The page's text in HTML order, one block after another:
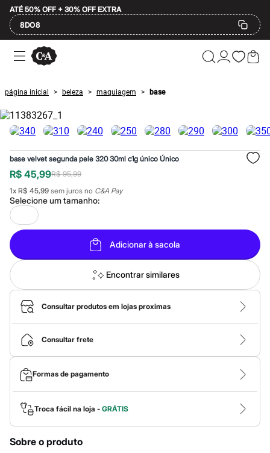
ATÉ 50% OFF + 30% OFF EXTRA
8DO8
Ofertas
Compre por Departamento
Masculino
Infantil
Calçados
Mindse7
Plus Size
Até 40% off
Até 60% off
A partir de 60% off
Feminino
Em alta
Inverno
Alfaiataria
Novidades
Roupas
Blusas e Camisetas
Básicos
Calças
Casacos e Jaquetas
Jeans
Macacões
Saias
Shorts e Bermudas
Vestidos
Acessórios
Bolsas
Bonés e Chapéus
Bijoux
Cintos
Óculos
Relógios
Calçados
Botas
Chinelos
página inicial > beleza > maquiagem > base
base velvet segunda pele 320 30ml c1g único Único
R$ 45,99R$ 95,99
1x R$ 45,99 sem juros no C&A Pay
Selecione umtamanho:
Adicionar à sacola
Encontrar similares
Consultar produtos em lojas proximas
Consultar frete
Formas de pagamento
Troca fácil na loja - GRÁTIS
Sobre o produto